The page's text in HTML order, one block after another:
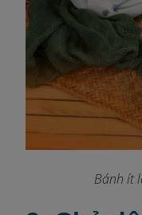
Bánh ít